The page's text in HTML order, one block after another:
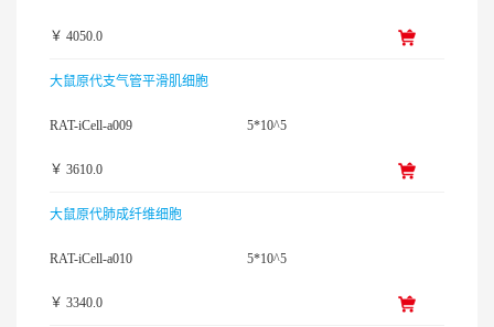
￥ 4050.0
大鼠原代支气管平滑肌细胞
RAT-iCell-a009 5*10^5
￥ 3610.0
大鼠原代肺成纤维细胞
RAT-iCell-a010 5*10^5
￥ 3340.0